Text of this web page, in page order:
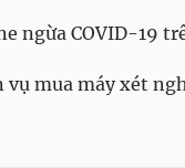
ngừa COVID-19
mua máy xét